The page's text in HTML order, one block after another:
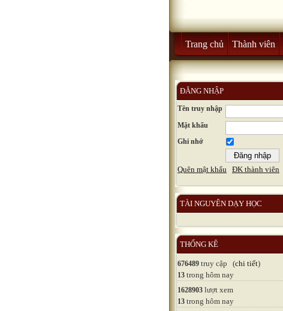
Trang chủ Thành viên
ĐĂNG NHẬP
Tên truy nhập
Mật khẩu
Ghi nhớ
Quên mật khẩu ĐK thành viên
TÀI NGUYÊN DẠY HỌC
THỐNG KÊ
676489 truy cập (chi tiết)
13 trong hôm nay
1628903 lượt xem
13 trong hôm nay